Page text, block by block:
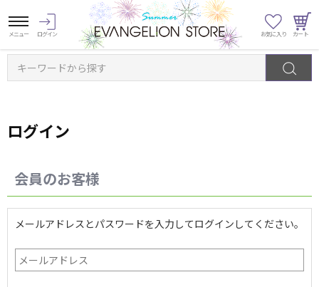
キーワードから探す
ログイン
会員のお客様
メールアドレスとパスワードを入力してログインしてください。